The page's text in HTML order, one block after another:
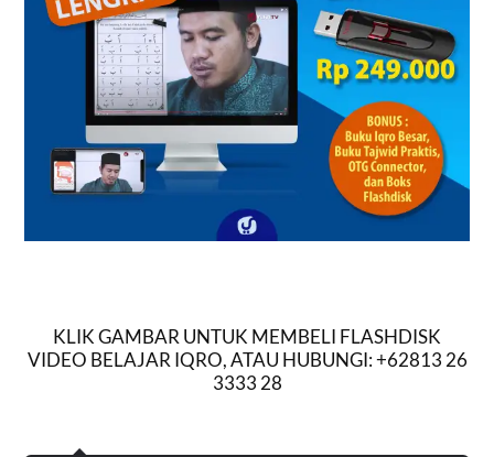
KLIK GAMBAR UNTUK MEMBELI FLASHDISK
VIDEO BELAJAR IQRO, ATAU HUBUNGI: +62813 26
3333 28